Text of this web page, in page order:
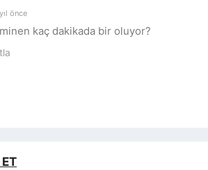
önce
kaç dakikada bir oluyor?